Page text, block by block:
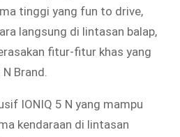
tinggi yang fun to drive,
langsung di lintasan balap,
fitur-fitur khas yang
Brand.
IONIQ 5 N yang mampu
kendaraan di lintasan